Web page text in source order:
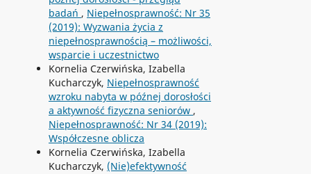
badań , Niepełnosprawność: Nr 35
(2019): Wyzwania życia z
niepełnosprawnością – możliwości,
wsparcie i uczestnictwo
Kornelia Czerwińska, Izabella
Kucharczyk, Niepełnosprawność
wzroku nabyta w późnej dorosłości
a aktywność fizyczna seniorów ,
Niepełnosprawność: Nr 34 (2019):
Współczesne oblicza
Kornelia Czerwińska, Izabella
Kucharczyk, (Nie)efektywność